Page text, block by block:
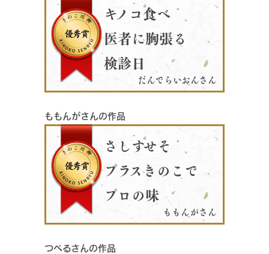
キノコ食べ
医者に胸張る
検診日
だんでらいおんさん
ももんがさんの作品
さしすせそ
プラスきのこで
プロの味
ももんがさん
つべるさんの作品